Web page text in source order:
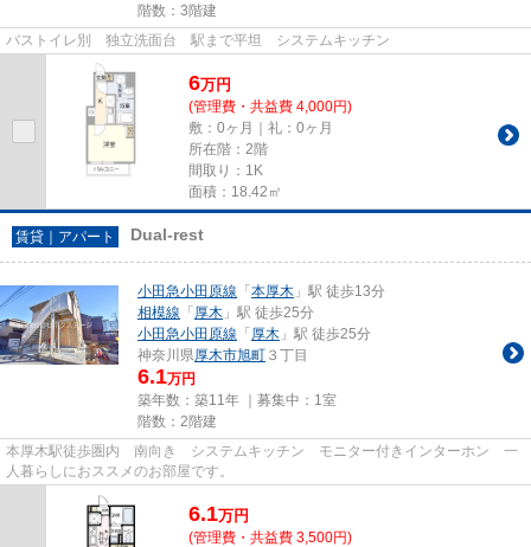
階数：3階建
バストイレ別 独立洗面台 駅まで平坦 システムキッチン
6万円
(管理費・共益費 4,000円)
敷：0ヶ月｜礼：0ヶ月
所在階：2階
間取り：1K
面積：18.42㎡
賃貸｜アパート Dual-rest
小田急小田原線 「本厚木 」駅 徒歩13分
相模線 「厚木 」駅 徒歩25分
小田急小田原線 「厚木 」駅 徒歩25分
神奈川県厚木市旭町 ３丁目
6.1万円
築年数：築11年 ｜募集中： 1室
階数：2階建
本厚木駅徒歩圏内 南向き システムキッチン モニター付きインターホン 一
人暮らしにおススメのお部屋です。
6.1万円
(管理費・共益費 3,500円)